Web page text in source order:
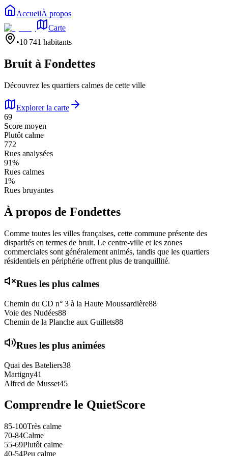
AccueilÀ propos
Carte
•10 741 habitants
Bruit à Fondettes
Découvrez les quartiers calmes de cette ville
Explorer la carte
69
Score moyen
Plutôt calme
772
Rues analysées
91%
Rues calmes
1%
Rues bruyantes
À propos de Fondettes
Comme toutes les villes françaises, cette commune présente des
disparités en termes de bruit. Le centre-ville et les zones
commerciales sont généralement animés, tandis que les quartiers
résidentiels en périphérie offrent plus de tranquillité.
Rues les plus calmes
Chemin du CD n° 3 à la Haute Moussardière88
Voie des Nudées88
Chemin de la Planche aux Guillets88
Rues les plus animées
Quai des Bateliers38
Martigny41
Alfred de Musset45
Comprendre le QuietScore
85-100Très calme
70-84Calme
55-69Plutôt calme
40-54Peu calme